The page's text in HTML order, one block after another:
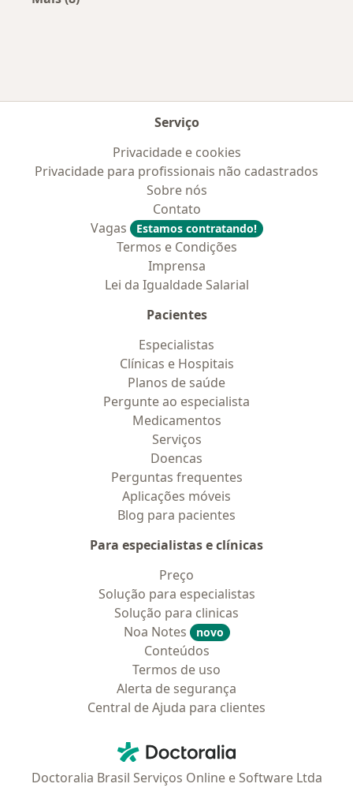
Serviço
Privacidade e cookies
Privacidade para profissionais não cadastrados
Sobre nós
Contato
Vagas
Estamos contratando!
Termos e Condições
Imprensa
Lei da Igualdade Salarial
Pacientes
Especialistas
Clínicas e Hospitais
Planos de saúde
Pergunte ao especialista
Medicamentos
Serviços
Doencas
Perguntas frequentes
Aplicações móveis
Blog para pacientes
Para especialistas e clínicas
Preço
Solução para especialistas
Solução para clinicas
Noa Notes
novo
Conteúdos
Termos de uso
Alerta de segurança
Central de Ajuda para clientes
Doctoralia - Homepage
Doctoralia Brasil Serviços Online e Software Ltda